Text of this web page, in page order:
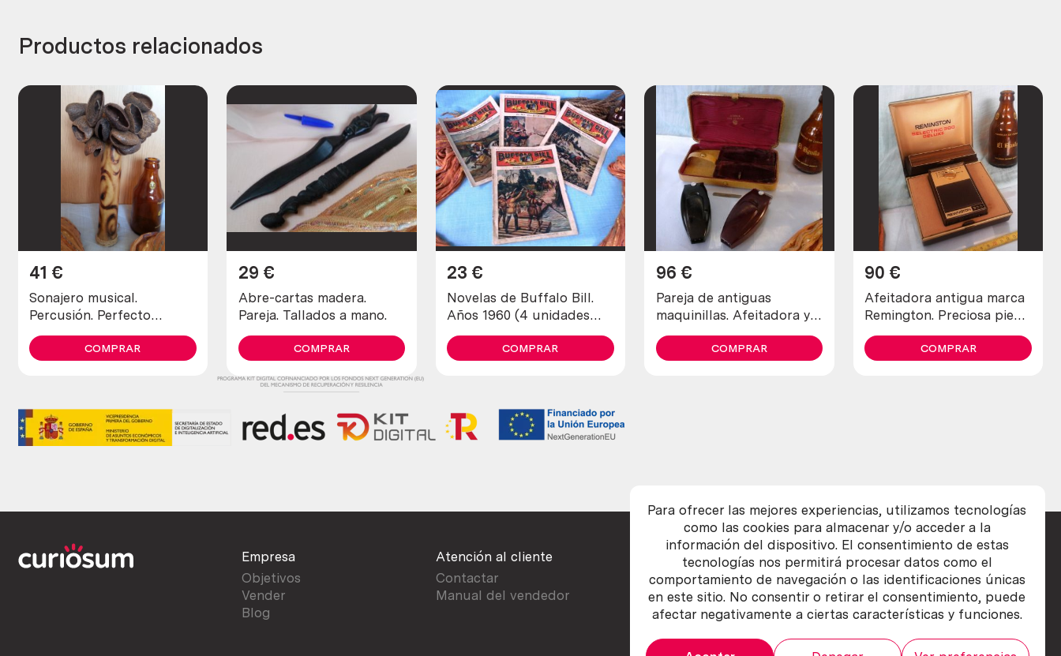
Para ofrecer las mejores experiencias, utilizamos tecnologías
como las cookies para almacenar y/o acceder a la
información del dispositivo. El consentimiento de estas
tecnologías nos permitirá procesar datos como el
comportamiento de navegación o las identificaciones únicas
en este sitio. No consentir o retirar el consentimiento, puede
afectar negativamente a ciertas características y funciones.
Productos relacionados
Sonajero musical.
Percusión. Perfecto
estado general.
41 €
COMPRAR
Abre-cartas madera.
Pareja. Tallados a mano.
29 €
COMPRAR
Novelas de Buffalo Bill.
Años 1960 (4 unidades
diferentes)
23 €
COMPRAR
Pareja de antiguas
maquinillas. Afeitadora y
recortadora marca schick.
96 €
COMPRAR
Afeitadora antigua marca
Remington. Preciosa pieza
de colección
90 €
COMPRAR
Empresa
Objetivos
Vender
Blog
Atención al cliente
Contactar
Manual del vendedor